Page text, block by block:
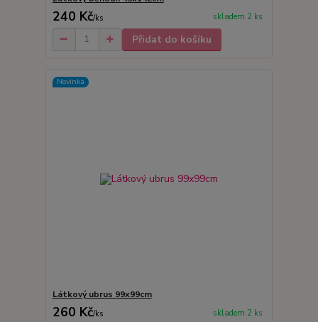
240 Kč/ks skladem 2 ks
Přidat do košíku
Novinka
Látkový ubrus 99x99cm
260 Kč/ks skladem 2 ks